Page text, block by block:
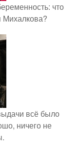
что
Михалкова?
всё было
ничего не